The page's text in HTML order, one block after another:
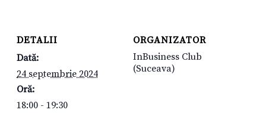
DETALII
Dată:
24 septembrie 2024
Oră:
18:00 - 19:30
ORGANIZATOR
InBusiness Club
(Suceava)